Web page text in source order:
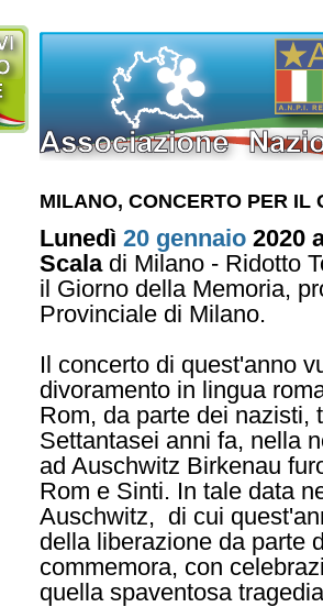
MILANO, CONCERTO PER IL
Lunedì 20 gennaio 2020
Scaladi Milano - Ridotto
il Giorno della Memoria,
Provinciale di Milano.
Il concerto di quest'anno
divoramento in lingua
Rom, da parte dei
Settantasei anni fa, nella
ad Auschwitz Birkenau
Rom e Sinti. In tale data
Auschwitz, di cui
della liberazione da parte
commemora, con
quella spaventosa